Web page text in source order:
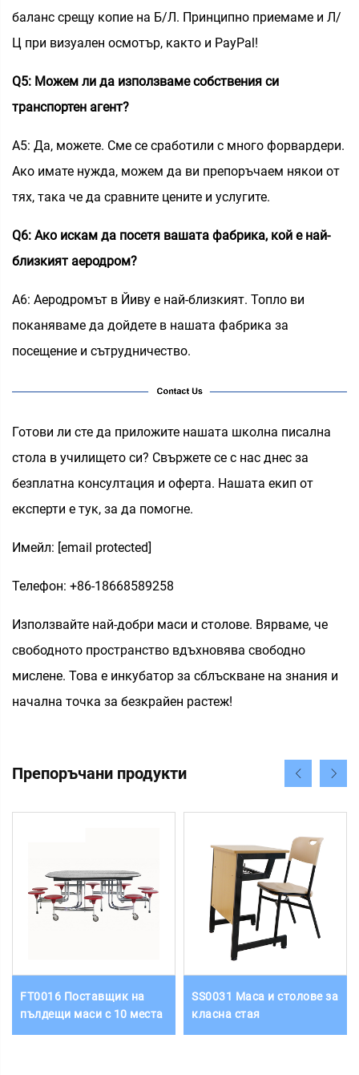
баланс срещу копие на Б/Л. Принципно приемаме и Л/
Ц при визуален осмотър, както и PayPal!
Q5: Можем ли да използваме собствения си
транспортен агент?
A5: Да, можете. Сме се сработили с много форвардери.
Ако имате нужда, можем да ви препоръчаем някои от
тях, така че да сравните цените и услугите.
Q6: Ако искам да посетя вашата фабрика, кой е най-
близкият аеродром?
A6: Аеродромът в Йиву е най-близкият. Топло ви
поканяваме да дойдете в нашата фабрика за
посещение и сътрудничество.
Готови ли сте да приложите нашата школна писална
стола в училището си? Свържете се с нас днес за
безплатна консултация и оферта. Нашата екип от
експерти е тук, за да помогне.
Имейл: [email protected]
Телефон: +86-18668589258
Използвайте най-добри маси и столове. Вярваме, че
свободното пространство вдъхновява свободно
мислене. Това е инкубатор за сблъскване на знания и
начална точка за безкрайен растеж!
Препоръчани продукти
FT0016 Поставщик на
пълдещи маси с 10 места
SS0031 Маса и столове за
класна стая